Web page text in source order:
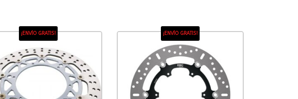
¡ENVÍO GRATIS! ¡ENVÍO GRATIS!